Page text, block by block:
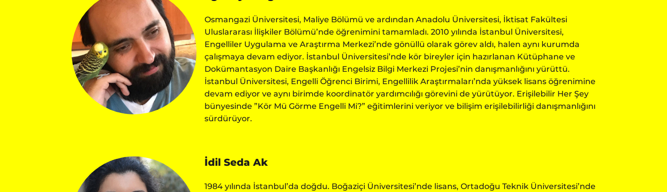
Osmangazi Üniversitesi, Maliye Bölümü ve ardından Anadolu Üniversitesi, İktisat Fakültesi
Uluslararası İlişkiler Bölümü’nde öğrenimini tamamladı. 2010 yılında İstanbul Üniversitesi,
Engelliler Uygulama ve Araştırma Merkezi’nde gönüllü olarak görev aldı, halen aynı kurumda
çalışmaya devam ediyor. İstanbul Üniversitesi’nde kör bireyler için hazırlanan Kütüphane ve
Dokümantasyon Daire Başkanlığı Engelsiz Bilgi Merkezi Projesi’nin danışmanlığını yürüttü.
İstanbul Üniversitesi, Engelli Öğrenci Birimi, Engellilik Araştırmaları’nda yüksek lisans öğrenimine
devam ediyor ve aynı birimde koordinatör yardımcılığı görevini de yürütüyor. Erişilebilir Her Şey
bünyesinde ”Kör Mü Görme Engelli Mi?” eğitimlerini veriyor ve bilişim erişilebilirliği danışmanlığını
sürdürüyor.
İdil Seda Ak
1984 yılında İstanbul’da doğdu. Boğaziçi Üniversitesi’nde lisans, Ortadoğu Teknik Üniversitesi’nde